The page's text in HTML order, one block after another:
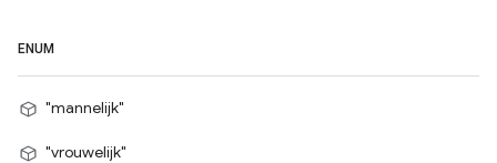
ENUM
"mannelijk"
"vrouwelijk"